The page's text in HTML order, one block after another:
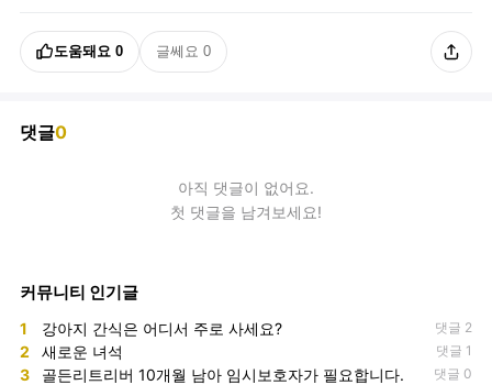
도움돼요 0 글쎄요 0
댓글0
아직 댓글이 없어요.
첫 댓글을 남겨보세요!
커뮤니티 인기글
1 강아지 간식은 어디서 주로 사세요? 댓글 2
2 새로운 녀석 댓글 1
3 골든리트리버 10개월 남아 임시보호자가 필요합니다. 댓글 0